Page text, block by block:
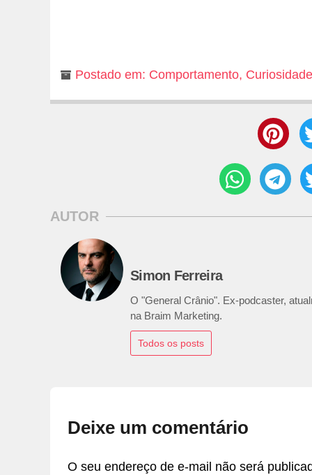
Postado em: Comportamento,
AUTOR
Simon Ferreira
O "General Crânio". Ex-podcaster,
na Braim Marketing.
Todos os posts
Deixe um comentário
O seu endereço de e-mail não será